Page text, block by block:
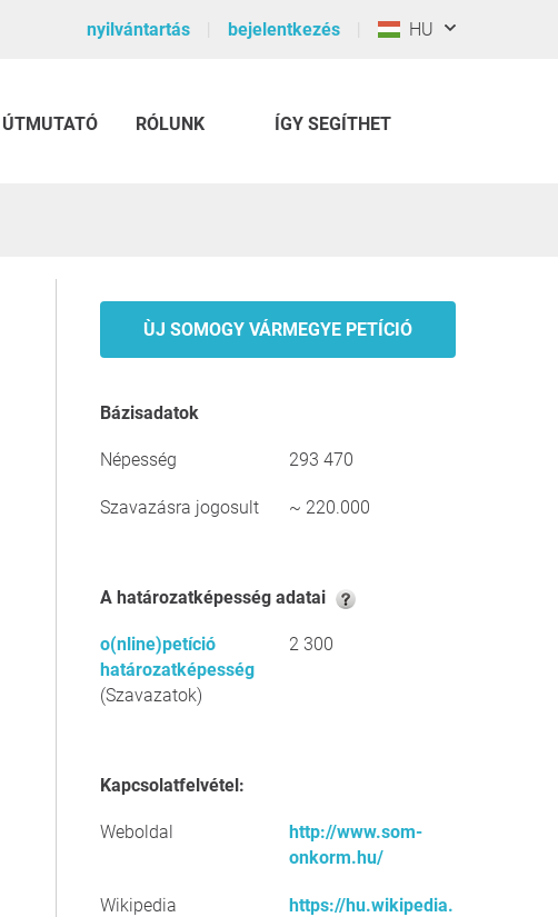
nyilvántartás bejelentkezés HU
ÚTMUTATÓ RÓLUNK ÍGY SEGÍTHET
ÙJ SOMOGY VÁRMEGYE PETÍCIÓ
Bázisadatok
Népesség 293 470
Szavazásra jogosult ~ 220.000
A határozatképesség adatai
o(nline)petíció
határozatképesség
(Szavazatok)
2 300
Kapcsolatfelvétel:
Weboldal
http://www.som-
onkorm.hu/
Wikipedia
https://hu.wikipedia.